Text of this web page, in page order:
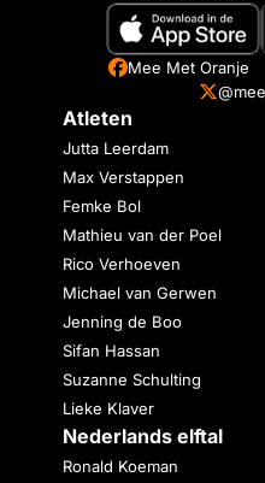
Mee Met Oranje
Atleten
Jutta Leerdam
Max Verstappen
Femke Bol
Mathieu van der Poel
Rico Verhoeven
Michael van Gerwen
Jenning de Boo
Sifan Hassan
Suzanne Schulting
Lieke Klaver
Nederlands elftal
Ronald Koeman